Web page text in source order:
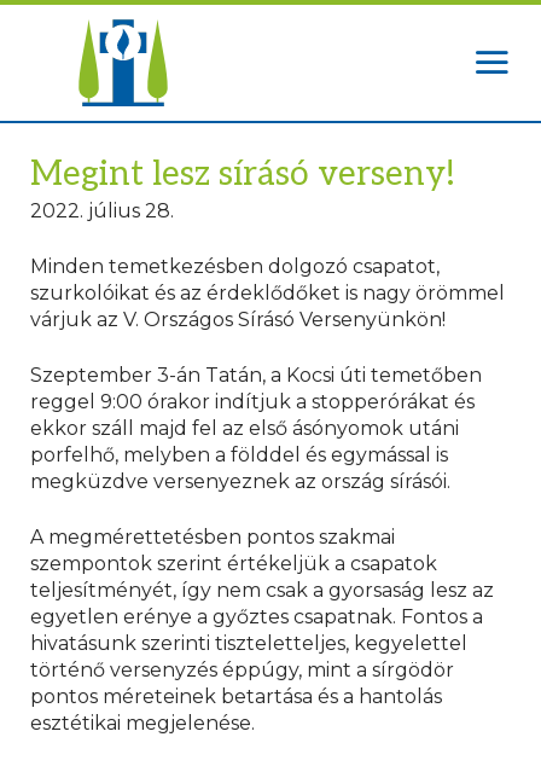
Megint lesz sírásó verseny!
2022. július 28.
Minden temetkezésben dolgozó csapatot,
szurkolóikat és az érdeklődőket is nagy örömmel
várjuk az V. Országos Sírásó Versenyünkön!
Szeptember 3-án Tatán, a Kocsi úti temetőben
reggel 9:00 órakor indítjuk a stopperórákat és
ekkor száll majd fel az első ásónyomok utáni
porfelhő, melyben a földdel és egymással is
megküzdve versenyeznek az ország sírásói.
A megmérettetésben pontos szakmai
szempontok szerint értékeljük a csapatok
teljesítményét, így nem csak a gyorsaság lesz az
egyetlen erénye a győztes csapatnak. Fontos a
hivatásunk szerinti tiszteletteljes, kegyelettel
történő versenyzés éppúgy, mint a sírgödör
pontos méreteinek betartása és a hantolás
esztétikai megjelenése.